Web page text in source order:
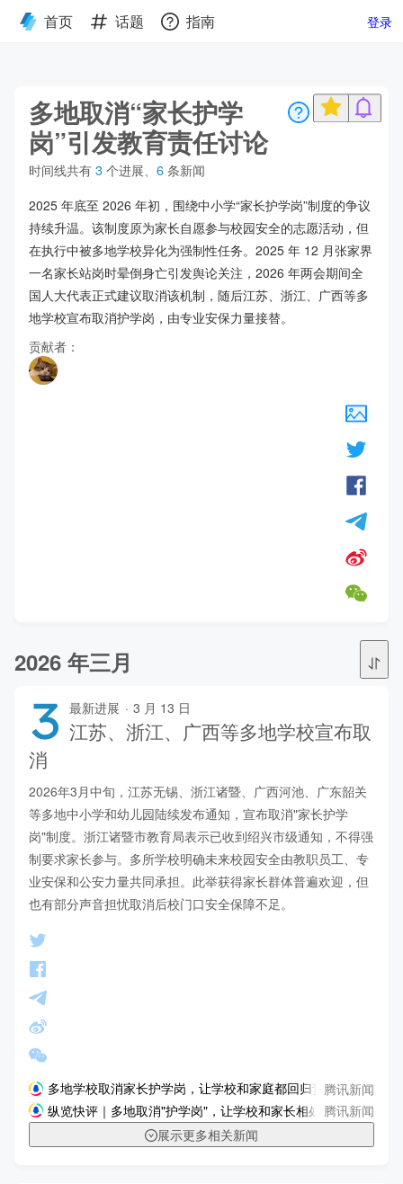
首页 话题 指南 登录
多地取消“家长护学
岗”引发教育责任讨论
时间线共有3个进展 6条新闻
2025 年底至 2026 年初，围绕中小学“家长护学岗”制度的争议
持续升温。该制度原为家长自愿参与校园安全的志愿活动，但
在执行中被多地学校异化为强制性任务。2025 年 12 月张家界
一名家长站岗时晕倒身亡引发舆论关注，2026 年两会期间全
国人大代表正式建议取消该机制，随后江苏、浙江、广西等多
地学校宣布取消护学岗，由专业安保力量接替。
贡献者：
2026 年三月
3 最新进展 · 3 月 13 日
江苏、浙江、广西等多地学校宣布取
消
2026年3月中旬，江苏无锡、浙江诸暨、广西河池、广东韶关
等多地中小学和幼儿园陆续发布通知，宣布取消"家长护学
岗"制度。浙江诸暨市教育局表示已收到绍兴市级通知，不得强
制要求家长参与。多所学校明确未来校园安全由教职员工、专
业安保和公安力量共同承担。此举获得家长群体普遍欢迎，但
也有部分声音担忧取消后校门口安全保障不足。
多地学校取消家长护学岗，让学校和家庭都回归责任本位
腾讯新闻
纵览快评｜多地取消"护学岗"，让学校和家长相处更轻松
腾讯新闻
展示更多相关新闻